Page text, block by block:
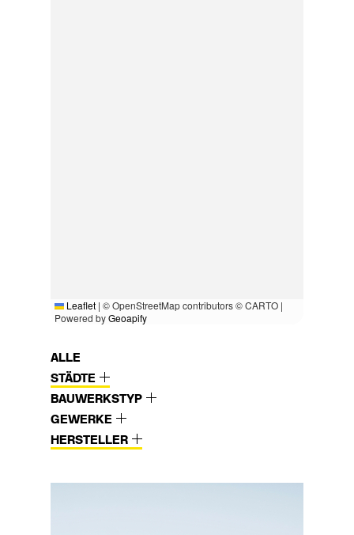
Leaflet | © OpenStreetMap contributors © CARTO |
Powered byGeoapify
ALLE
STÄDTE
BAUWERKSTYP
GEWERKE
HERSTELLER